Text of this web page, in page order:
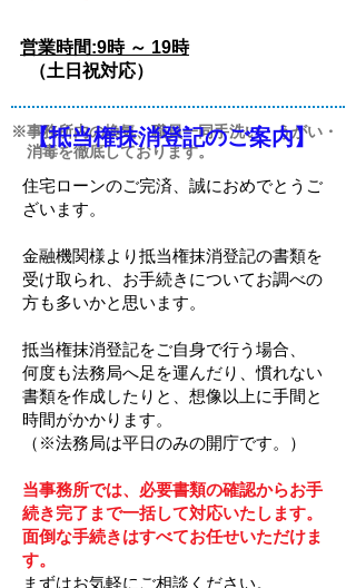
営業時間:9時 ～ 19時
（土日祝対応）
※事務所内の換気、職員一同手洗い・うがい・
消毒を徹底しております。
【抵当権抹消登記のご案内】
住宅ローンのご完済、誠におめでとうご
ざいます。
金融機関様より抵当権抹消登記の書類を
受け取られ、お手続きについてお調べの
方も多いかと思います。
抵当権抹消登記をご自身で行う場合、
何度も法務局へ足を運んだり、慣れない
書類を作成したりと、想像以上に手間と
時間がかかります。
（※法務局は平日のみの開庁です。）
当事務所では、必要書類の確認からお手
続き完了まで一括して対応いたします。
面倒な手続きはすべてお任せいただけま
す。
まずはお気軽にご相談ください。